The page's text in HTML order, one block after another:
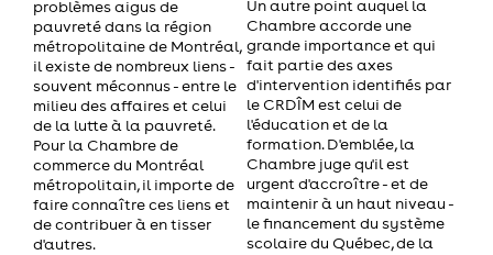
problèmes aigus de
pauvreté dans la région
métropolitaine de Montréal,
il existe de nombreux liens -
souvent méconnus - entre le
milieu des affaires et celui
de la lutte à la pauvreté.
Pour la Chambre de
commerce du Montréal
métropolitain, il importe de
faire connaître ces liens et
de contribuer à en tisser
d'autres.
Un autre point auquel la
Chambre accorde une
grande importance et qui
fait partie des axes
d'intervention identifiés par
le CRDÎM est celui de
l'éducation et de la
formation. D'emblée, la
Chambre juge qu'il est
urgent d'accroître - et de
maintenir à un haut niveau -
le financement du système
scolaire du Québec, de la